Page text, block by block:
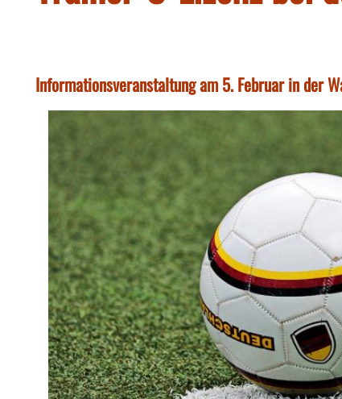
Informationsveranstaltung am 5. Februar in der